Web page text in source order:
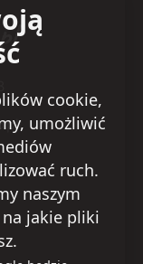
cookie,
umożliwić
ruch.
naszym
jakie pliki